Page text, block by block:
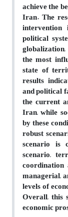
achieve the
Iran. The
political
the most
state of
results
and political
the current
Iran, while
by these
robust
scenario is
scenario,
managerial,
levels of
Overall, this
economic